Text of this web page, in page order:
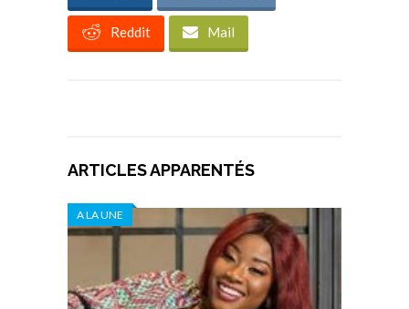
Reddit Mail
ARTICLES APPARENTÉS
A LA UNE